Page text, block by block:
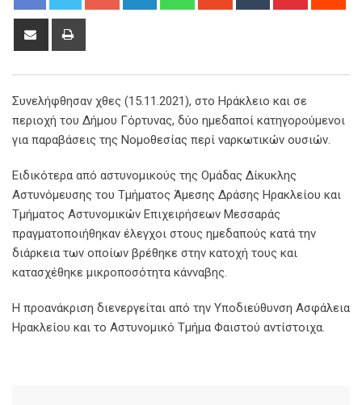
Share
Συνελήφθησαν χθες (15.11.2021), στο Ηράκλειο και σε
περιοχή του Δήμου Γόρτυνας, δύο ημεδαποί κατηγορούμενοι
για παραβάσεις της Νομοθεσίας περί ναρκωτικών ουσιών.
Ειδικότερα από αστυνομικούς της Ομάδας Δίκυκλης
Αστυνόμευσης του Τμήματος Άμεσης Δράσης Ηρακλείου και
Τμήματος Αστυνομικών Επιχειρήσεων Μεσσαράς
πραγματοποιήθηκαν έλεγχοι στους ημεδαπούς κατά την
διάρκεια των οποίων βρέθηκε στην κατοχή τους και
κατασχέθηκε μικροποσότητα κάνναβης.
Η προανάκριση διενεργείται από την Υποδιεύθυνση Ασφάλεια
Ηρακλείου και το Αστυνομικό Τμήμα Φαιστού αντίστοιχα.